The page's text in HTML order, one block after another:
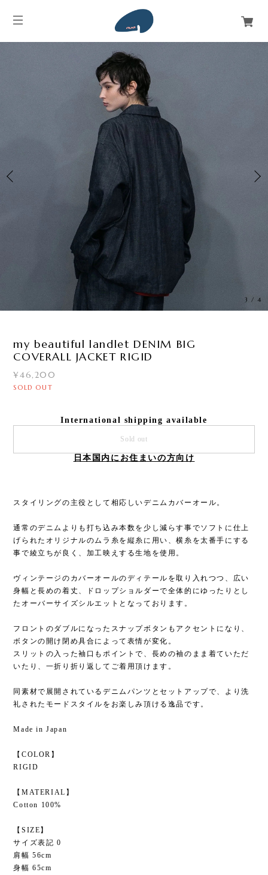
3 /4
my beautiful landlet DENIM BIG
COVERALL JACKET RIGID
¥46,200
SOLD OUT
International shipping available
Sold out
日本国内にお住まいの方向け
スタイリングの主役として相応しいデニムカバーオール。
通常のデニムよりも打ち込み本数を少し減らす事でソフトに仕上
げられたオリジナルのムラ糸を縦糸に用い、横糸を太番手にする
事で綾立ちが良く、加工映えする生地を使用。
ヴィンテージのカバーオールのディテールを取り入れつつ、広い
身幅と長めの着丈、ドロップショルダーで全体的にゆったりとし
たオーバーサイズシルエットとなっております。
フロントのダブルになったスナップボタンもアクセントになり、
ボタンの開け閉め具合によって表情が変化。
スリットの入った袖口もポイントで、長めの袖のまま着ていただ
いたり、一折り折り返してご着用頂けます。
同素材で展開されているデニムパンツとセットアップで、より洗
礼されたモードスタイルをお楽しみ頂ける逸品です。
Made in Japan
【COLOR】
RIGID
【MATERIAL】
Cotton 100%
【SIZE】
サイズ表記 0
肩幅 56cm
身幅 65cm